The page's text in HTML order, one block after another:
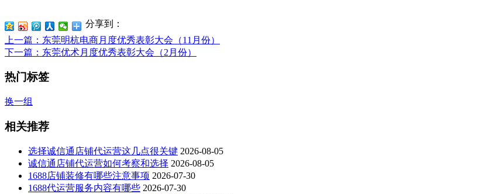
分享到：
上一篇 ：东莞明杭电商月度优秀表彰大会（11月份）
下一篇 ：东莞优术月度优秀表彰大会（2月份）
热门标签
换一组
相关推荐
选择诚信通店铺代运营这几点很关键 2026-08-05
诚信通店铺代运营如何考察和选择 2026-08-05
1688店铺装修有哪些注意事项 2026-07-30
1688代运营服务内容有哪些 2026-07-30